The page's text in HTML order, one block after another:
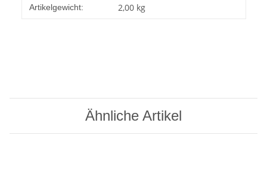
Artikelgewicht: 2,00 kg
Ähnliche Artikel